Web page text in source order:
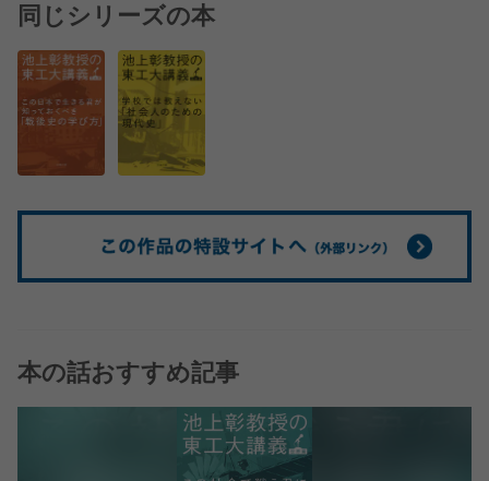
同じシリーズの本
本の話おすすめ記事